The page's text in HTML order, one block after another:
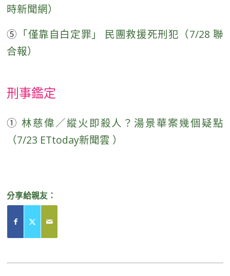
時新聞網）
⑤ 「僅靠自白定罪」 民團救援死刑犯（7/28 聯
合報）
刑事鑑定
①林慈偉／縱火即殺人？湯景華案幾個疑點
（7/23 ETtoday新聞雲 ）
分享給親友：